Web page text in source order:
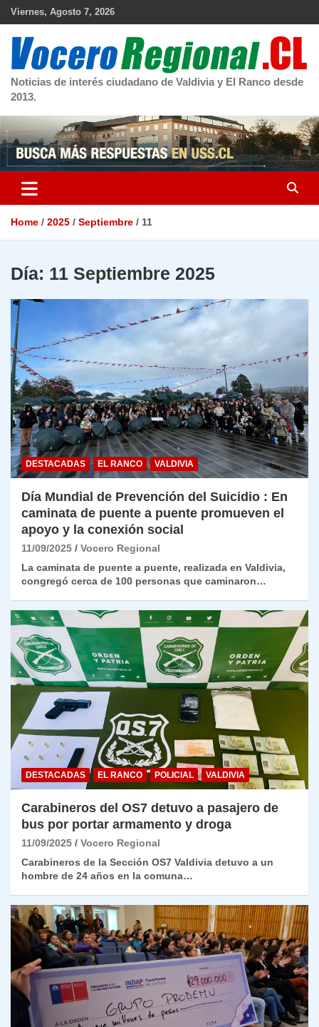
Skip
Viernes, Agosto 7, 2026
Noticias de interés ciudadano de Valdivia y El Ranco desde
2013.
Home 2025 Septiembre 11
Día: 11 Septiembre 2025
DESTACADAS EL RANCO VALDIVIA
Día Mundial de Prevención del Suicidio : En
caminata de puente a puente promueven el
apoyo y la conexión social
11/09/2025
Vocero Regional
La caminata de puente a puente, realizada en Valdivia,
congregó cerca de 100 personas que caminaron…
DESTACADAS EL RANCO POLICIAL VALDIVIA
Carabineros del OS7 detuvo a pasajero de
bus por portar armamento y droga
11/09/2025
Vocero Regional
Carabineros de la Sección OS7 Valdivia detuvo a un
hombre de 24 años en la comuna…